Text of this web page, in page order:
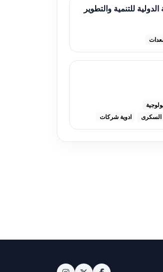
للتنمية والتطوير
السكرى
ادوية شركات